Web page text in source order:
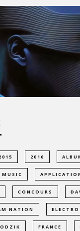
2016
MUSIC
CONCOURS
NATION ELECTRO
FRANCE